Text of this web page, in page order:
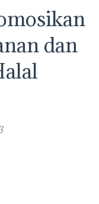
dan